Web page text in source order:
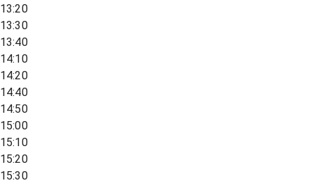
13:20
13:30
13:40
14:10
14:20
14:40
14:50
15:00
15:10
15:20
15:30